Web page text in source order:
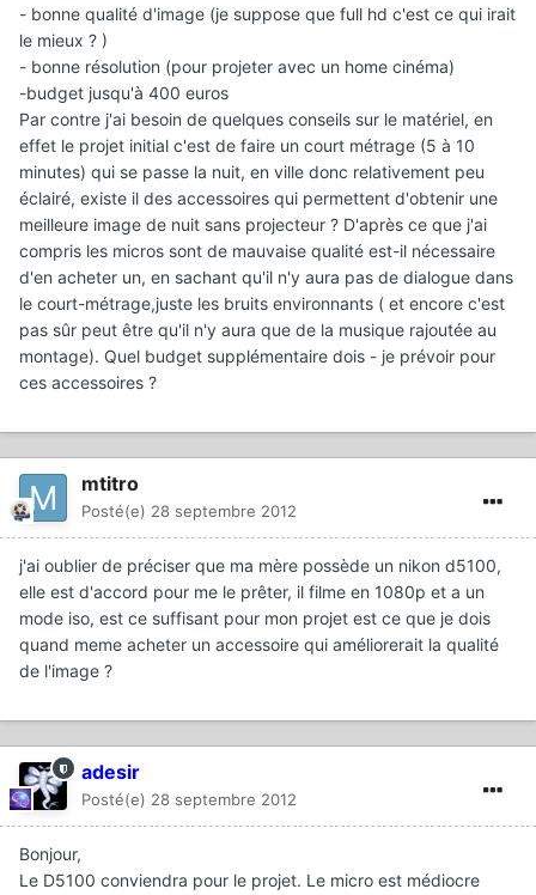
- bonne qualité d'image (je suppose que full hd c'est ce qui irait
le mieux ? )
- bonne résolution (pour projeter avec un home cinéma)
-budget jusqu'à 400 euros
Par contre j'ai besoin de quelques conseils sur le matériel, en
effet le projet initial c'est de faire un court métrage (5 à 10
minutes) qui se passe la nuit, en ville donc relativement peu
éclairé, existe il des accessoires qui permettent d'obtenir une
meilleure image de nuit sans projecteur ? D'après ce que j'ai
compris les micros sont de mauvaise qualité est-il nécessaire
d'en acheter un, en sachant qu'il n'y aura pas de dialogue dans
le court-métrage,juste les bruits environnants ( et encore c'est
pas sûr peut être qu'il n'y aura que de la musique rajoutée au
montage). Quel budget supplémentaire dois - je prévoir pour
ces accessoires ?
mtitro
Posté(e) 28 septembre 2012
j'ai oublier de préciser que ma mère possède un nikon d5100,
elle est d'accord pour me le prêter, il filme en 1080p et a un
mode iso, est ce suffisant pour mon projet est ce que je dois
quand meme acheter un accessoire qui améliorerait la qualité
de l'image ?
adesir
Posté(e) 28 septembre 2012
Bonjour,
Le D5100 conviendra pour le projet. Le micro est médiocre